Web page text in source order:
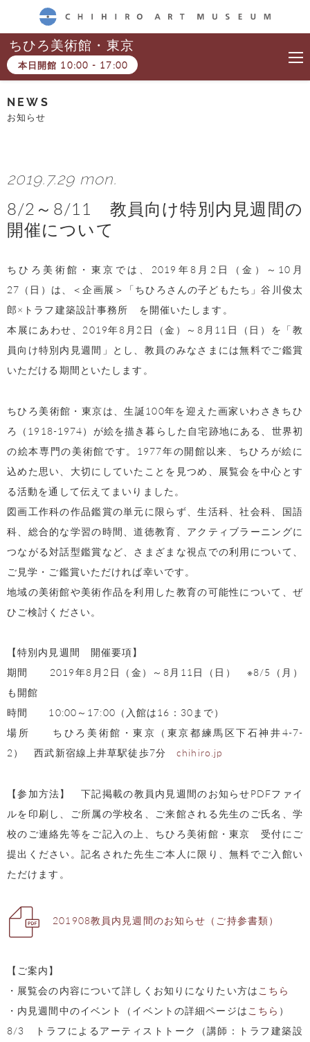
CHIHIRO ART MUSEUM
ちひろ美術館・東京
本日開館 10:00 - 17:00
NEWS
お知らせ
2019.7.29 mon.
8/2～8/11 教員向け特別内見週間の
開催について
ちひろ美術館・東京では、2019年8月2日（金）～10月
27（日）は、＜企画展＞「ちひろさんの子どもたち」谷川俊太
郎×トラフ建築設計事務所 を開催いたします。
本展にあわせ、2019年8月2日（金）～8月11日（日）を「教
員向け特別内見週間」とし、教員のみなさまには無料でご鑑賞
いただける期間といたします。
ちひろ美術館・東京は、生誕100年を迎えた画家いわさきちひ
ろ（1918-1974）が絵を描き暮らした自宅跡地にある、世界初
の絵本専門の美術館です。1977年の開館以来、ちひろが絵に
込めた思い、大切にしていたことを見つめ、展覧会を中心とす
る活動を通して伝えてまいりました。
図画工作科の作品鑑賞の単元に限らず、生活科、社会科、国語
科、総合的な学習の時間、道徳教育、アクティブラーニングに
つながる対話型鑑賞など、さまざまな視点での利用について、
ご見学・ご鑑賞いただければ幸いです。
地域の美術館や美術作品を利用した教育の可能性について、ぜ
ひご検討ください。
【特別内見週間 開催要項】
期間 2019年8月2日（金）～8月11日（日） ※8/5（月）
も開館
時間 10:00～17:00（入館は16：30まで）
場所 ちひろ美術館・東京（東京都練馬区下石神井4-7-
2） 西武新宿線上井草駅徒歩7分chihiro.jp
【参加方法】 下記掲載の教員内見週間のお知らせPDFファイ
ルを印刷し、ご所属の学校名、ご来館される先生のご氏名、学
校のご連絡先等をご記入の上、ちひろ美術館・東京 受付にご
提出ください。記名された先生ご本人に限り、無料でご入館い
ただけます。
201908教員内見週間のお知らせ（ご持参書類）
【ご案内】
・展覧会の内容について詳しくお知りになりたい方は こちら
・内見週間中のイベント（イベントの詳細ページは こちら ）
8/3 トラフによるアーティストトーク（講師：トラフ建築設